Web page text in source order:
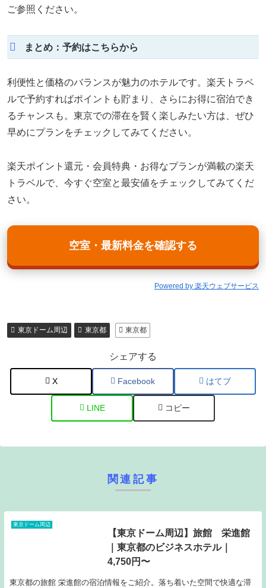
ご参照ください。
まとめ：予約はこちらから
利便性と価格のバランスが魅力のホテルです。楽天トラベ
ルで予約すればポイントも貯まり、さらにお得に宿泊でき
るチャンスも。東京での滞在を賢く楽しみたい方は、ぜひ
早めにプランをチェックしてみてください。
楽天ポイント還元・会員特典・お得なプランが満載の楽天
トラベルで、今すぐ空室と最安値をチェックしてみてくだ
さい。
空室・最新料金を確認する
Powered by 楽天ウェブサービス
東京ドーム周辺 東京都 東京都
シェアする
X Facebook はてブ
LINE コピー
関連記事
東京ドーム周辺
【東京ドーム周辺】旅館 栄進館
｜東京都のビジネスホテル｜
4,750円〜
東京都の旅館 栄進館の宿泊情報をご紹介。落ち着いた空間で快適な滞